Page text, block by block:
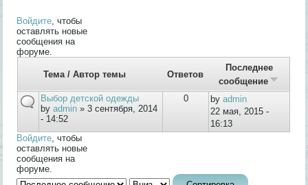
Войдите , чтобы
оставлять новые
сообщения на
форуме.
Тема / Автор темы Ответов
Последнее
сообщение
Выбор детской одежды
byadmin » 3 сентября, 2014
- 14:52
0 byadmin
22 мая, 2015 -
16:13
Войдите , чтобы
оставлять новые
сообщения на
форуме.
Сортировка по
Сортировка